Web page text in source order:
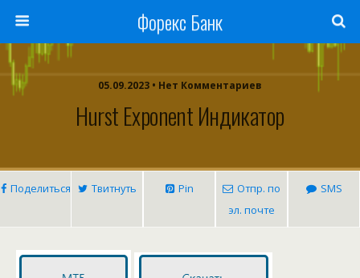
Форекс Банк
05.09.2023 • Нет Комментариев
Hurst Exponent Индикатор
Поделиться Твитнуть Pin
Отпр. по
эл. почте
SMS